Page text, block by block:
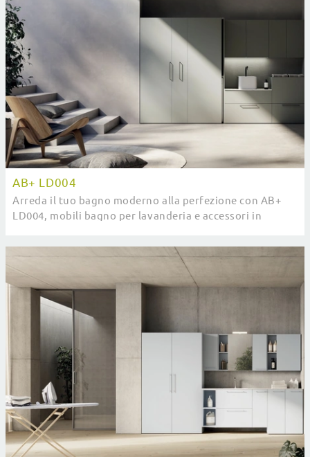
AB+ LD004
Arreda il tuo bagno moderno alla perfezione con AB+
LD004, mobili bagno per lavanderia e accessori in